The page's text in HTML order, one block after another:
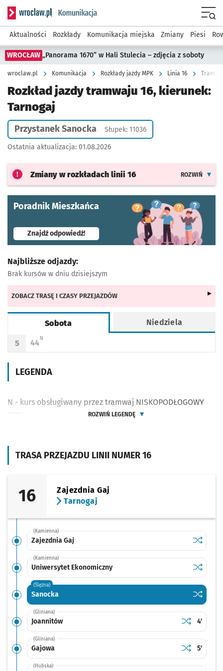
Serwis informacyjny wroclaw.pl podserwis: Komunikacja
Aktualności Rozkłady Komunikacja miejska Zmiany Piesi
WROCŁAW „Panorama 1670” w Hali Stulecia – zdjęcia z soboty
wroclaw.pl Komunikacja Rozkłady jazdy MPK Linia 16
Rozkład jazdy tramwaju 16, kierunek:
Tarnogaj
Przystanek Sanocka Słupek: 11036
Ostatnia aktualizacja: 01.08.2026
Zmiany w rozkładach linii 16 ROZWIŃ
Poradnik Mieszkańca
Znajdź odpowiedź!- otworzy się w nowej karcie
TRASA PRZEJAZDU LINII NUMER 16
16
Zajezdnia Gaj
Tarnogaj
(Kamienna)
Zajezdnia Gaj Sprawdź
(Kamienna)
Uniwersytet Ekonomiczny Sprawdź
(Ślężna)
Sanocka Sprawdź
Sanocka
(Gliniana)
Joannitów Sprawdź
Joannitów
Czas
4'
(Gliniana)
Gajowa Sprawdź
GajowaCzas
5'
(Hubska)
Najbliższe odjazdy:
Brak kursów w dniu dzisiejszym
ZOBACZ TRASĘ I CZASY PRZEJAZDÓW
Sobota
Niedziela
Rozkład jazdy -
Godzina odjazdu
5
Odjazd
44
minut po godzinie 5
N
LEGENDA
N - kurs obsługiwany przez tramwaj NISKOPODŁOGOWY
ROZWIŃ LEGENDĘ